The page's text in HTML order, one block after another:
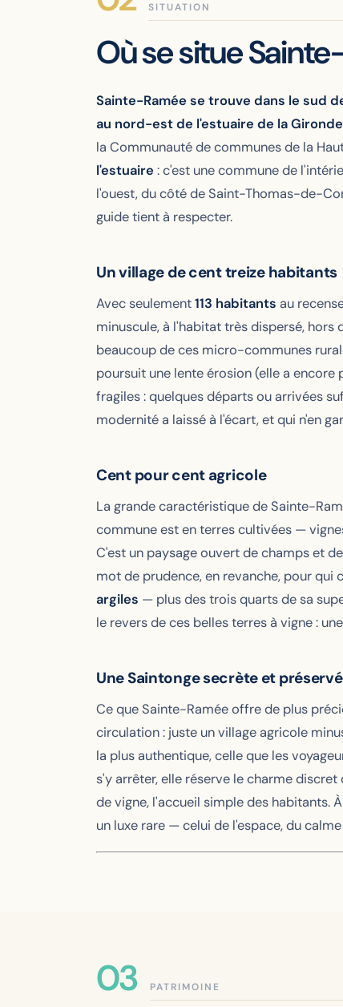
SITUATION
Où se situe
Sainte-Ramée se trouve dans le sud
au nord-est de l'estuaire de la
la Communauté de communes de la
l'estuaire : c'est une commune de
l'ouest, du côté de Saint-Thomas-de-
guide tient à respecter.
Un village de cent treize habitants
Avec seulement113 habitants au
minuscule, à l'habitat très dispersé,
beaucoup de ces micro-communes
poursuit une lente érosion (elle a
fragiles : quelques départs ou arrivées
modernité a laissé à l'écart, et qui n'en
Cent pour cent agricole
La grande caractéristique de Sainte-
commune est en terres cultivées —
C'est un paysage ouvert de champs et
mot de prudence, en revanche, pour qui
argiles — plus des trois quarts de sa
le revers de ces belles terres à vigne :
Une Saintonge secrète et
Ce que Sainte-Ramée offre de plus
circulation : juste un village agricole
la plus authentique, celle que les
s'y arrêter, elle réserve le charme discret
de vigne, l'accueil simple des habitants.
un luxe rare — celui de l'espace, du
PATRIMOINE